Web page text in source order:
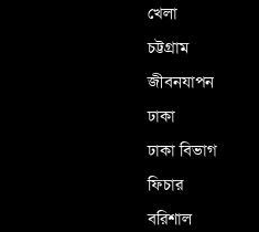
খেলা
চট্টগ্রাম
জীবনযাপন
ঢাকা
ঢাকা বিভাগ
ফিচার
বরিশাল